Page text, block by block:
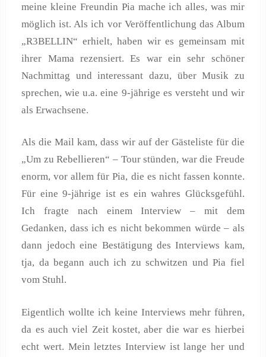
meine kleine Freundin Pia mache ich alles, was mir
möglich ist. Als ich vor Veröffentlichung das Album
„R3BELLIN“ erhielt, haben wir es gemeinsam mit
ihrer Mama rezensiert. Es war ein sehr schöner
Nachmittag und interessant dazu, über Musik zu
sprechen, wie u.a. eine 9-jährige es versteht und wir
als Erwachsene.
Als die Mail kam, dass wir auf der Gästeliste für die
„Um zu Rebellieren“ – Tour stünden, war die Freude
enorm, vor allem für Pia, die es nicht fassen konnte.
Für eine 9-jährige ist es ein wahres Glücksgefühl.
Ich fragte nach einem Interview – mit dem
Gedanken, dass ich es nicht bekommen würde – als
dann jedoch eine Bestätigung des Interviews kam,
tja, da begann auch ich zu schwitzen und Pia fiel
vom Stuhl.
Eigentlich wollte ich keine Interviews mehr führen,
da es auch viel Zeit kostet, aber die war es hierbei
echt wert. Mein letztes Interview ist lange her und